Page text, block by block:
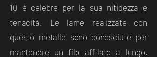
10 è celebre per la sua nitidezza e
tenacità. Le lame realizzate con
questo metallo sono conosciute per
mantenere un filo affilato a lungo,